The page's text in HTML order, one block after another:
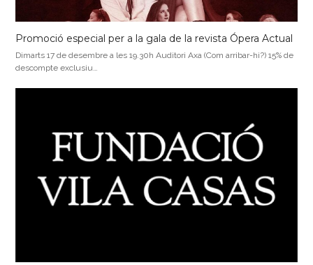
Promoció especial per a la gala de la revista Ópera Actual
Dimarts 17 de desembre a les 19.30h Auditori Axa (Com arribar-hi?) 15% de
descompte exclusiu…